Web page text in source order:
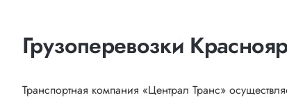
Грузоперевозки
Транспортная компания «Централ Транс»